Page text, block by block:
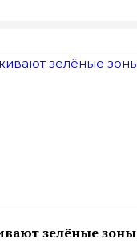
зелёные зоны